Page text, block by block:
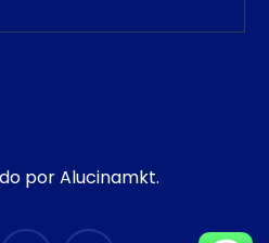
por Alucinamkt.